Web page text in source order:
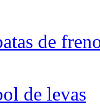
de
de levas